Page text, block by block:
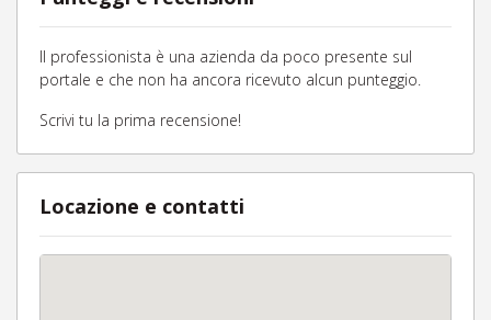
Il professionista è una azienda da poco presente sul
portale e che non ha ancora ricevuto alcun punteggio.
Scrivi tu la prima recensione!
Locazione e contatti